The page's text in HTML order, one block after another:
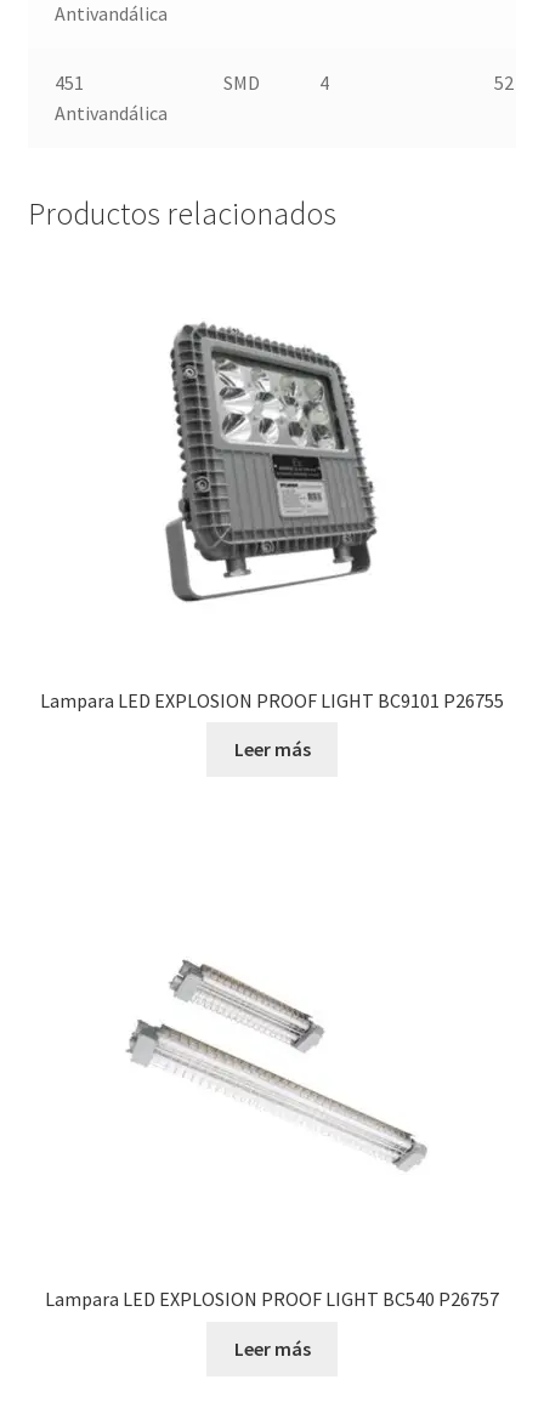
Antivandálica
451
Antivandálica
SMD 4 52
Productos relacionados
Lampara LED EXPLOSION PROOF LIGHT BC9101 P26755
Leer más
Lampara LED EXPLOSION PROOF LIGHT BC540 P26757
Leer más